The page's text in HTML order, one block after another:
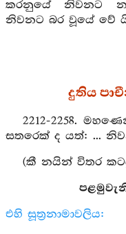
කරනුයේ නිවනට
නිවනට බර වූයේ වේ
දුතිය
2212-2258.
සතරෙක් ද යත්: ...
(කී නයින් විතර
එහි සූත්‍රනාමාවලිය: